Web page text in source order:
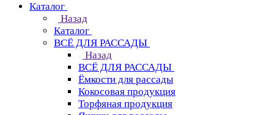
Каталог
Назад
Каталог
ВСЁ ДЛЯ РАССАДЫ
Назад
ВСЁ ДЛЯ РАССАДЫ
Ёмкости для рассады
Кокосовая продукция
Торфяная продукция